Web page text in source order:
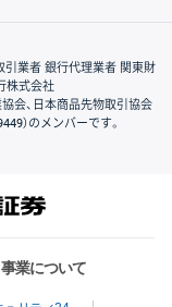
引業者 銀行代理業者 関東財
株式会社
会、日本商品先物取引協会
）のメンバーです。
業について